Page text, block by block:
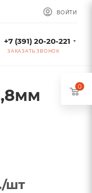
ВОЙТИ
+7 (391) 20-20-221
ЗАКАЗАТЬ ЗВОНОК
/шт
0